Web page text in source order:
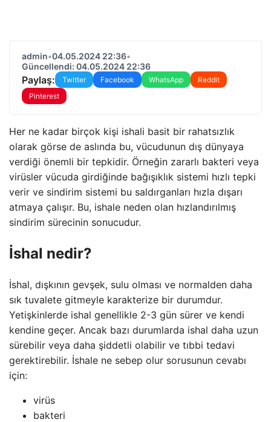
admin•04.05.2024 22:36•
Güncellendi: 04.05.2024 22:36
Paylaş: Twitter Facebook WhatsApp
Reddit
Pinterest
Her ne kadar birçok kişi ishali basit bir rahatsızlık
olarak görse de aslında bu, vücudunun dış dünyaya
verdiği önemli bir tepkidir. Örneğin zararlı bakteri veya
virüsler vücuda girdiğinde bağışıklık sistemi hızlı tepki
verir ve sindirim sistemi bu saldırganları hızla dışarı
atmaya çalışır. Bu, ishale neden olan hızlandırılmış
sindirim sürecinin sonucudur.
İshal nedir?
İshal, dışkının gevşek, sulu olması ve normalden daha
sık tuvalete gitmeyle karakterize bir durumdur.
Yetişkinlerde ishal genellikle 2-3 gün sürer ve kendi
kendine geçer. Ancak bazı durumlarda ishal daha uzun
sürebilir veya daha şiddetli olabilir ve tıbbi tedavi
gerektirebilir. İshale ne sebep olur sorusunun cevabı
için:
virüs
bakteri